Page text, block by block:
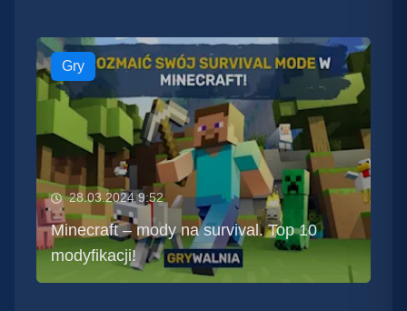
Gry
28.03.2024 9:52
Minecraft – mody na survival. Top 10
modyfikacji!